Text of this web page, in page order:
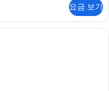
요금 보기
이탈리아 프레떼 시트, 고급 침구, 필로